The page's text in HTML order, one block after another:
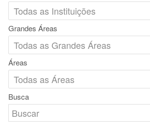
Grandes Áreas
Áreas
Busca